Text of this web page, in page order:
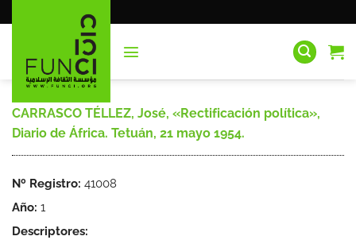
al
CARRASCO TÉLLEZ, José, «Rectificación política»,
Diario de África. Tetuán, 21 mayo 1954.
Nº Registro: 41008
Año: 1
Descriptores: